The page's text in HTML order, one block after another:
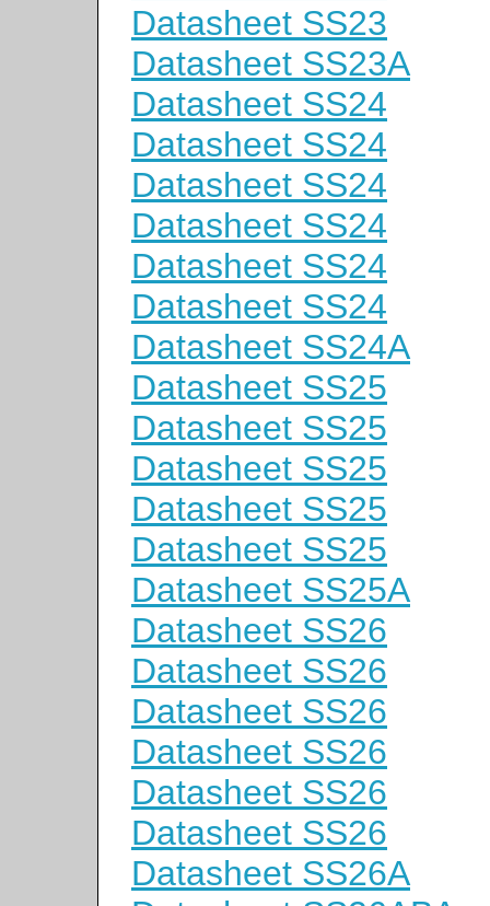
Datasheet SS23
Datasheet SS23A
Datasheet SS24
Datasheet SS24
Datasheet SS24
Datasheet SS24
Datasheet SS24
Datasheet SS24
Datasheet SS24A
Datasheet SS25
Datasheet SS25
Datasheet SS25
Datasheet SS25
Datasheet SS25
Datasheet SS25A
Datasheet SS26
Datasheet SS26
Datasheet SS26
Datasheet SS26
Datasheet SS26
Datasheet SS26
Datasheet SS26A